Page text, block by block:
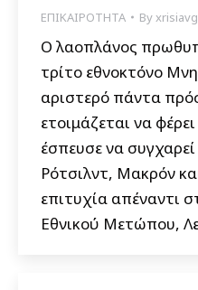
ΕΠΙΚΑΙΡΟΤΗΤΑ By
Ο λαοπλάνος
τρίτο εθνοκτόνο
αριστερό πάντα
ετοιμάζεται να
έσπευσε να
Ρότσιλντ, Μακρόν
επιτυχία απέναντι
Εθνικού Μετώπου,